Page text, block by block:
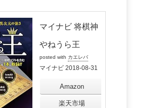
マイナビ 将棋神
やねうら王
posted with カエレバ
マイナビ 2018-08-31
Amazon
楽天市場